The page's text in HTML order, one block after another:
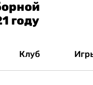
году
Клуб